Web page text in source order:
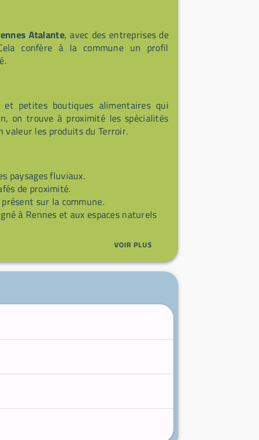
Atalante, avec des entreprises de
confère à la commune un profil
petites boutiques alimentaires qui
on trouve à proximité les spécialités
valeur les produits du Terroir.
paysages fluviaux.
de proximité.
sur la commune.
à Rennes et aux espaces naturels
VOIR PLUS